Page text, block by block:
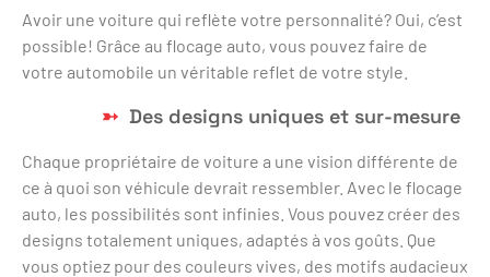
Avoir une voiture qui reflète votre personnalité? Oui, c’est
possible! Grâce au flocage auto, vous pouvez faire de
votre automobile un véritable reflet de votre style.
Des designs uniques et sur-mesure
Chaque propriétaire de voiture a une vision différente de
ce à quoi son véhicule devrait ressembler. Avec le flocage
auto, les possibilités sont infinies. Vous pouvez créer des
designs totalement uniques, adaptés à vos goûts. Que
vous optiez pour des couleurs vives, des motifs audacieux